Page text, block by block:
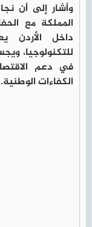
وأشار إلى أن
المملكة مع
داخل الأردن
للتكنولوجيا،
في دعم
الكفاءات الوطنية.